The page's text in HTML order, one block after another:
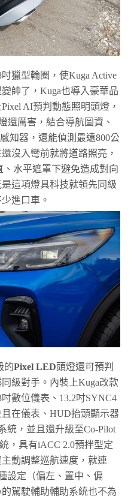
獵型輪圈，使Kuga Active
帥了，Kuga也導入豪華品
AI預判動態照明頭燈，
還厲害，結合導航圖資、
知器，還能偵測最遠800公
沒入彎前就將道路照亮，
、水平遮罩下避免造成對向
這項燈具科技就領先同級
進口車。
的Pixel LED頭燈還可預判
級對手。內裝上Kuga改款
數位儀表、13.2吋SYNC4
在儀表、HUD抬頭顯示器
統，並且還升級至Co-Pilot
，具有iACC 2.0預拌型定
動調整巡航速度，就連
設定（偏左、置中、偏
駕駛輔助輔助系統也不為